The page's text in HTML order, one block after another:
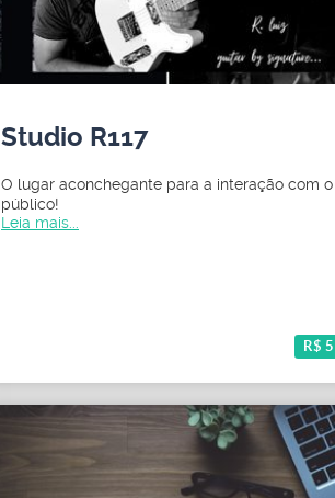
Studio R117
O lugar aconchegante para a interação com o
público!
Leia mais...
R$ 5